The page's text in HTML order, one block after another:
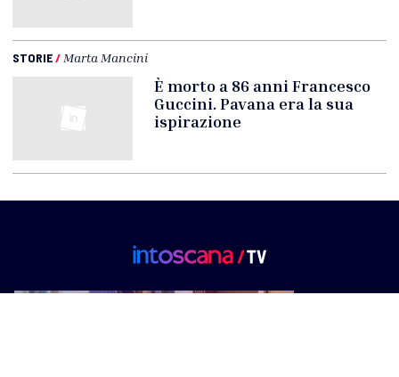
STORIE/ Marta Mancini
È morto a 86 anni Francesco
Guccini. Pavana era la sua
ispirazione